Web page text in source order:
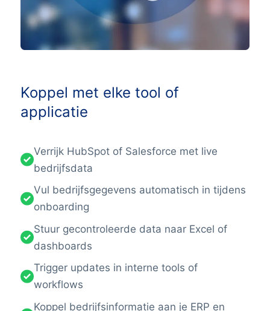
Koppel met elke tool of
applicatie
Verrijk HubSpot of Salesforce met live
bedrijfsdata
Vul bedrijfsgegevens automatisch in tijdens
onboarding
Stuur gecontroleerde data naar Excel of
dashboards
Trigger updates in interne tools of
workflows
Koppel bedrijfsinformatie aan je ERP en